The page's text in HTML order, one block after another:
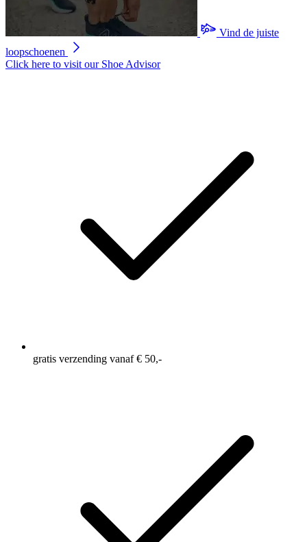
Vind de juiste
loopschoenen
Click here to visit our Shoe Advisor
gratis verzending vanaf € 50,-